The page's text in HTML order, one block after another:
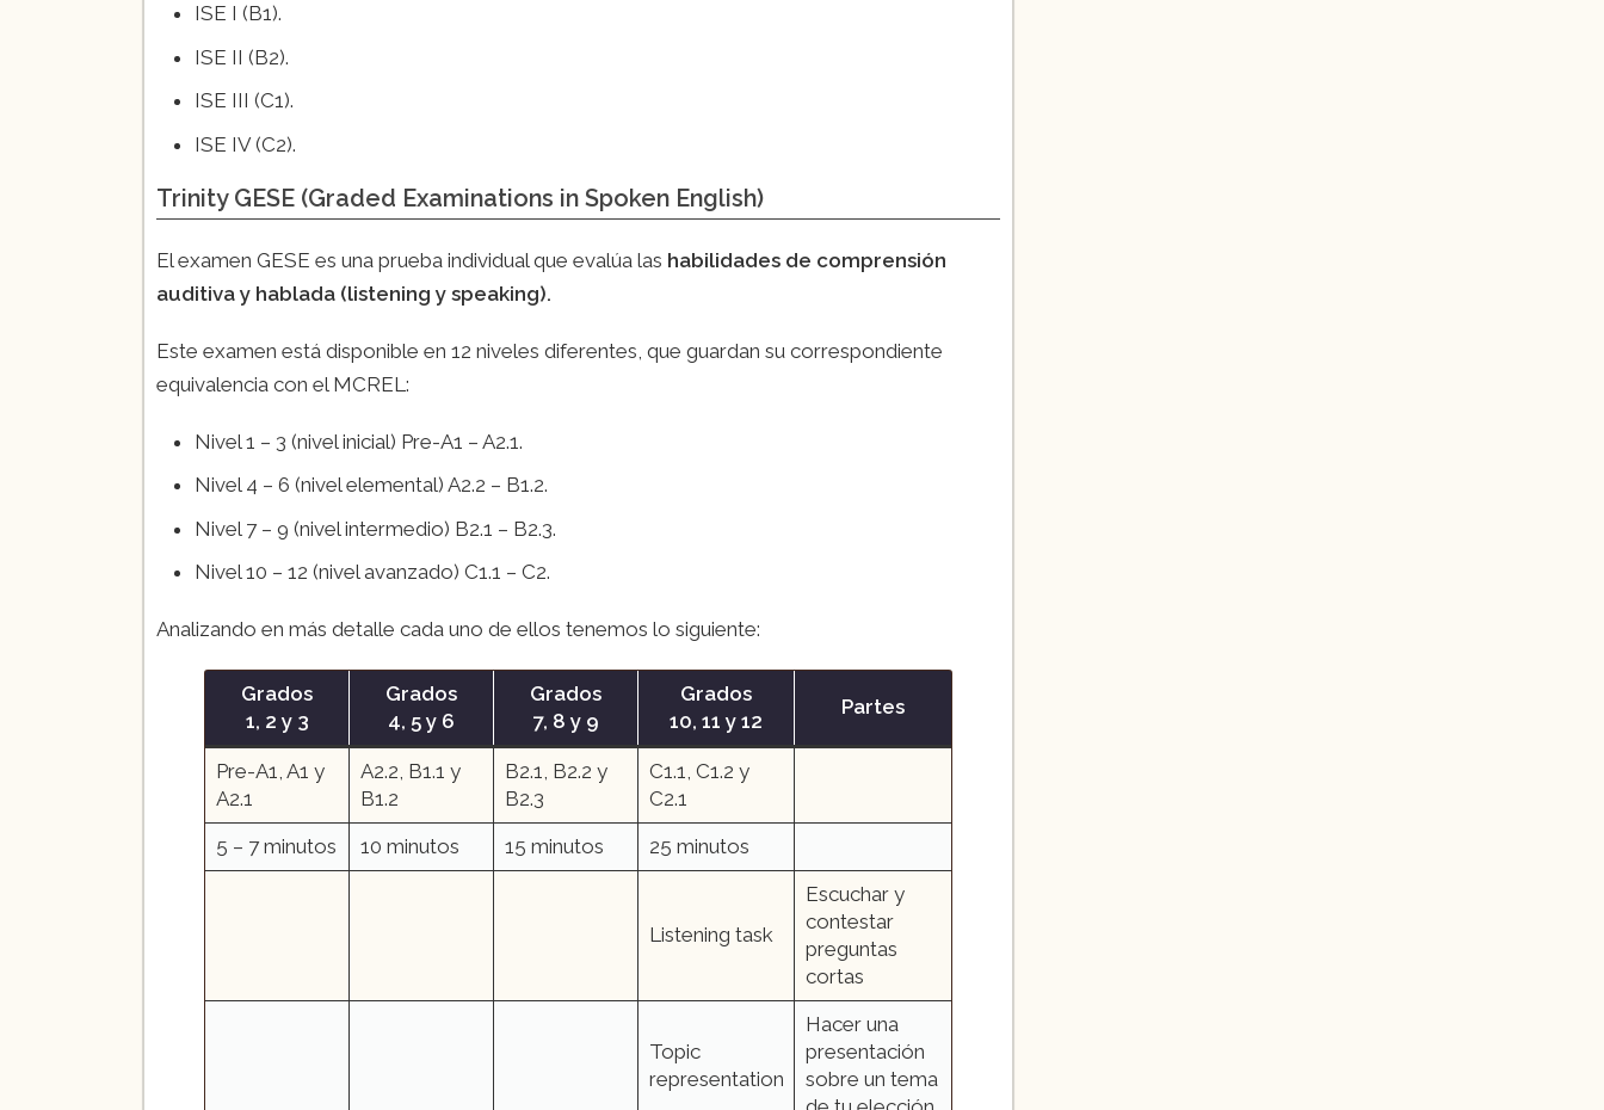
ISE I (B1).
ISE II (B2).
ISE III (C1).
ISE IV (C2).
Trinity GESE (Graded Examinations in Spoken English)
El examen GESE es una prueba individual que evalúa las habilidades de comprensión
auditiva y hablada (listening y speaking).
Este examen está disponible en 12 niveles diferentes, que guardan su correspondiente
equivalencia con el MCREL:
Nivel 1 – 3 (nivel inicial) Pre-A1 – A2.1.
Nivel 4 – 6 (nivel elemental) A2.2 – B1.2.
Nivel 7 – 9 (nivel intermedio) B2.1 – B2.3.
Nivel 10 – 12 (nivel avanzado) C1.1 – C2.
Analizando en más detalle cada uno de ellos tenemos lo siguiente:
Grados
1, 2 y 3
Grados
4, 5 y 6
Grados
7, 8 y 9
Grados
10, 11 y 12
Partes
Pre-A1, A1 y
A2.1
A2.2, B1.1 y
B1.2
B2.1, B2.2 y
B2.3
C1.1, C1.2 y
C2.1
5 – 7 minutos
10 minutos 15 minutos 25 minutos
Listening task
Escuchar y
contestar
preguntas
cortas
Topic
representation
Hacer una
presentación
sobre un tema